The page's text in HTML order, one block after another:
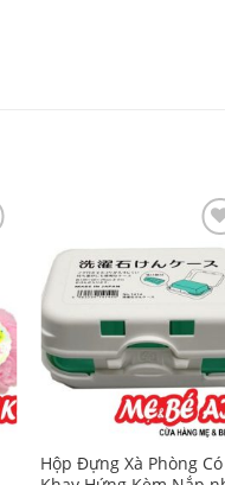
Hộp Đựng Xà Phòng Có